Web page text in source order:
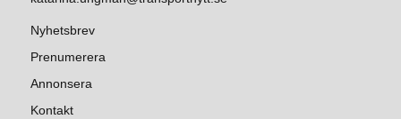
Nyhetsbrev
Prenumerera
Annonsera
Kontakt